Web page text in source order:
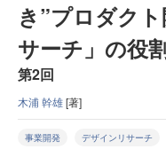
き”プロダク
サーチ」の役
第2回
木浦 幹雄[著]
事業開発 デザインリサーチ